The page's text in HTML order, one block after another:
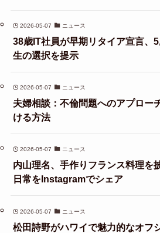
2026-05-07 ニュース
38歳IT社員が早期リタイア宣言、
生の選択を提示
2026-05-07 ニュース
夫婦相談：不倫問題へのアプロー
ける方法
2026-05-07 ニュース
内山理名、手作りフランス料理を
日常をInstagramでシェア
2026-05-07 ニュース
松田詩野がハワイで魅力的なオフ